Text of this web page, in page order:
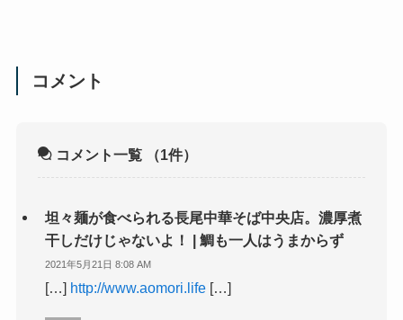
コメント
コメント一覧 （1件）
坦々麺が食べられる長尾中華そば中央店。濃厚煮
干しだけじゃないよ！ | 鯛も一人はうまからず
2021年5月21日 8:08 AM
[…] http://www.aomori.life […]